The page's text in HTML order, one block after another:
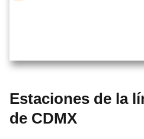
Estaciones de la
de CDMX